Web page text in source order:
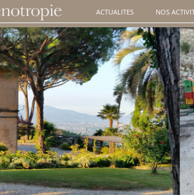
ACTUALITES NOS